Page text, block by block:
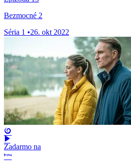
Bezmocné 2
Séria 1 •26. okt 2022
Zadarmo na